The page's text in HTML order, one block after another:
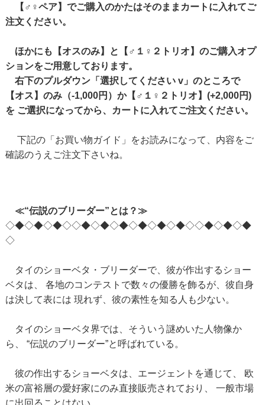
【♂♀ペア】でご購入のかたはそのままカートに入れてご
注文ください。
ほかにも【オスのみ】と【♂１♀２トリオ】のご購入オプ
ションをご用意しております。
右下のプルダウン「選択してください v」のところで
【オス】のみ（-1,000円）か【♂１♀２トリオ】(+2,000円)
を ご選択になってから、カートに入れてご注文ください。
下記の「お買い物ガイド」をお読みになって、内容をご
確認のうえご注文下さいね。
≪“伝説のブリーダー”とは？≫
◇◆◇◆◇◆◇◇◆◇◆◇◆◇◆◇◆◇◆◇◇◆◇◆◇◆
◇
タイのショーベタ・ブリーダーで、彼が作出するショー
ベタは、 各地のコンテストで数々の優勝を飾るが、彼自身
は決して表には 現れず、彼の素性を知る人も少ない。
タイのショーベタ界では、そういう謎めいた人物像か
ら、 “伝説のブリーダー”と呼ばれている。
彼の作出するショーベタは、エージェントを通じて、 欧
米の富裕層の愛好家にのみ直接販売されており、 一般市場